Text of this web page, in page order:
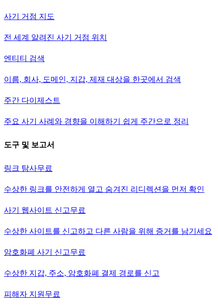
사기 거점 지도
전 세계 알려진 사기 거점 위치
엔티티 검색
이름, 회사, 도메인, 지갑, 제재 대상을 한곳에서 검색
주간 다이제스트
주요 사기 사례와 경향을 이해하기 쉽게 주간으로 정리
도구 및 보고서
링크 탐사무료
수상한 링크를 안전하게 열고 숨겨진 리디렉션을 먼저 확인
사기 웹사이트 신고무료
수상한 사이트를 신고하고 다른 사람을 위해 증거를 남기세요
암호화폐 사기 신고무료
수상한 지갑, 주소, 암호화폐 결제 경로를 신고
피해자 지원 무료